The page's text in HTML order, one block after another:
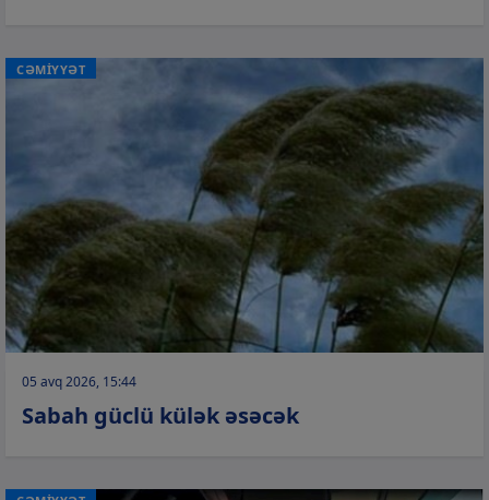
CƏMİYYƏT
05 avq 2026, 15:44
Sabah güclü külək əsəcək